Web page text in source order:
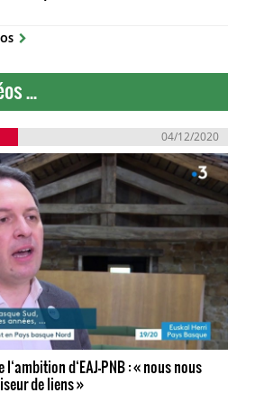
...
04/12/2020
d‘EAJ-PNB : « nous nous
de liens »